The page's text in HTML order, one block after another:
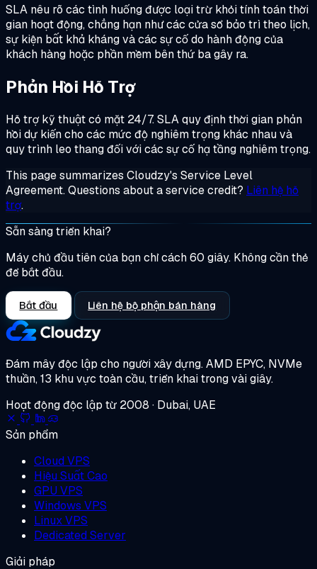
SLA nêu rõ các tình huống được loại trừ khỏi tính toán thời
gian hoạt động, chẳng hạn như các cửa sổ bảo trì theo lịch,
sự kiện bất khả kháng và các sự cố do hành động của
khách hàng hoặc phần mềm bên thứ ba gây ra.
Phản Hồi Hỗ Trợ
Hỗ trợ kỹ thuật có mặt 24/7. SLA quy định thời gian phản
hồi dự kiến cho các mức độ nghiêm trọng khác nhau và
quy trình leo thang đối với các sự cố hạ tầng nghiêm trọng.
This page summarizes Cloudzy's Service Level
Agreement. Questions about a service credit? Liên hệ hỗ
trợ.
Sẵn sàng triển khai?
Máy chủ đầu tiên của bạn chỉ cách 60 giây. Không cần thẻ
để bắt đầu.
Bắt đầu Liên hệ bộ phận bán hàng
Đám mây độc lập cho người xây dựng.AMD EPYC, NVMe
thuần, 13 khu vực toàn cầu, triển khai trong vài giây.
Hoạt động độc lập từ 2008 · Dubai, UAE
Sản phẩm
Cloud VPS
Hiệu Suất Cao
GPU VPS
Windows VPS
Linux VPS
Dedicated Server
Giải pháp